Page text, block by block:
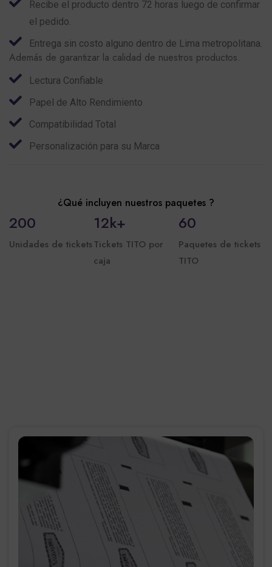
Recibe el producto dentro 72 horas luego de confirmar
el pedido.
Entrega sin costo alguno dentro de Lima metropolitana.
Además de garantizar la calidad de nuestros productos.
Lectura Confiable
Papel de Alto Rendimiento
Compatibilidad Total
Personalización para su Marca
¿Qué incluyen nuestros paquetes ?
200
Unidades de tickets
12k+
Tickets TITO por
caja
60
Paquetes de tickets
TITO